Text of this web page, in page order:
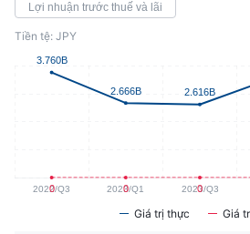
Lợi nhuận trước thuế và lãi
Tiền tệ: JPY
Giá trị thực Giá